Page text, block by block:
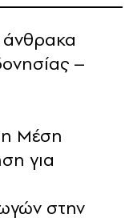
άνθρακα
–
Μέση
για
στην